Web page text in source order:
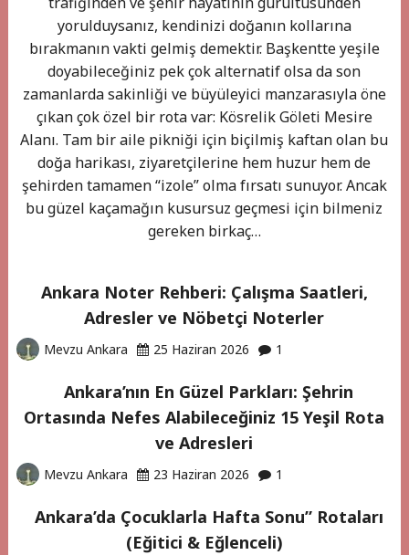
yorulduysanız, kendinizi doğanın kollarına
bırakmanın vakti gelmiş demektir. Başkentte yeşile
doyabileceğiniz pek çok alternatif olsa da son
zamanlarda sakinliği ve büyüleyici manzarasıyla öne
çıkan çok özel bir rota var: Kösrelik Göleti Mesire
Alanı. Tam bir aile pikniği için biçilmiş kaftan olan bu
doğa harikası, ziyaretçilerine hem huzur hem de
şehirden tamamen “izole” olma fırsatı sunuyor. Ancak
bu güzel kaçamağın kusursuz geçmesi için bilmeniz
gereken birkaç…
Ankara Noter Rehberi: Çalışma Saatleri,
Adresler ve Nöbetçi Noterler
Mevzu Ankara 25 Haziran 2026 1
Ankara’nın En Güzel Parkları: Şehrin
Ortasında Nefes Alabileceğiniz 15 Yeşil Rota
ve Adresleri
Mevzu Ankara 23 Haziran 2026 1
Ankara’da Çocuklarla Hafta Sonu” Rotaları
(Eğitici & Eğlenceli)